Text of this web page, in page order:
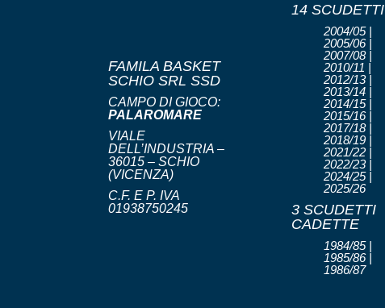
FAMILA BASKET
SCHIO SRL SSD
CAMPO DI GIOCO:
PALAROMARE
VIALE
DELL’INDUSTRIA –
36015 – SCHIO
(VICENZA)
C.F. E P. IVA
01938750245
14 SCUDETTI
2004/05 |
2005/06 |
2007/08 |
2010/11 |
2012/13 |
2013/14 |
2014/15 |
2015/16 |
2017/18 |
2018/19 |
2021/22 |
2022/23 |
2024/25 |
2025/26
3 SCUDETTI
CADETTE
1984/85 |
1985/86 |
1986/87